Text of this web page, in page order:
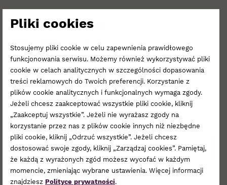
Godziny otwarcia
PON - SOB:
9:00 - 21:00
ND:
10:00 - 20:00
Lokalizacja
Poziom 1
ZOBACZ NA PLANIE
Pliki cookies
Stosujemy pliki cookie w celu zapewnienia prawidłowego
funkcjonowania serwisu. Możemy również wykorzystywać pliki
cookie w celach analitycznych w szczególności dopasowania
treści reklamowych do Twoich preferencji. Korzystanie z
plików cookie analitycznych i funkcjonalnych wymaga zgody.
Jeżeli chcesz zaakceptować wszystkie pliki cookie, kliknij
„Zaakceptuj wszystkie”. Jeżeli nie wyrażasz zgody na
korzystanie przez nas z plików cookie innych niż niezbędne
pliki cookie, kliknij „Odrzuć wszystkie”. Jeżeli chcesz
dostosować swoje zgody, kliknij „Zarządzaj cookies”. Pamiętaj,
że każdą z wyrażonych zgód możesz wycofać w każdym
momencie, zmieniając wybrane ustawienia. Więcej informacji
znajdziesz Polityce prywatności.